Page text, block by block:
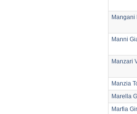
Mangani
Manni
Manzari
Manzia
Marella
Marfia